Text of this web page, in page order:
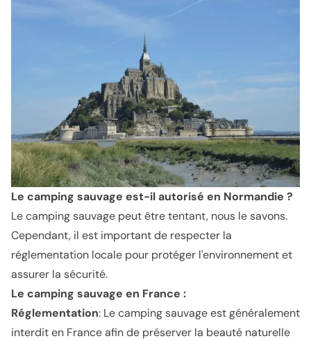
Le camping sauvage est-il autorisé en Normandie ?
Le camping sauvage peut être tentant, nous le savons.
Cependant, il est important de respecter la
réglementation locale pour protéger l'environnement et
assurer la sécurité.
Le camping sauvage en France :
Réglementation: Le camping sauvage est généralement
interdit en France afin de préserver la beauté naturelle